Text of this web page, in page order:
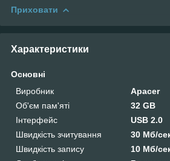
Приховати
Характеристики
Основні
Виробник
Apacer
Об'єм пам'яті
32 GB
Інтерфейс
USB 2.0
Швидкість зчитування
30 Мб/
Швидкість запису
10 Мб/